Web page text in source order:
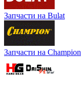
Запчасти на Bulat
Запчасти на Champion